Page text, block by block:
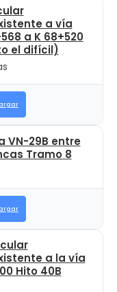
a vía
a K 68+520
el difícil)
VN-29B entre
Tramo 8
a la vía
Hito 40B